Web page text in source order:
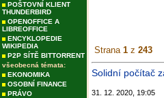
POŠTOVNÍ KLIENT
THUNDERBIRD
OPENOFFICE A
LIBREOFFICE
ENCYKLOPEDIE
WIKIPEDIA
P2P SÍTĚ BITTORRENT
všeobecná témata:
EKONOMIKA
OSOBNÍ FINANCE
PRÁVO
Strana 1 z 243
Solidní počítač
31. 12. 2020, 19:05